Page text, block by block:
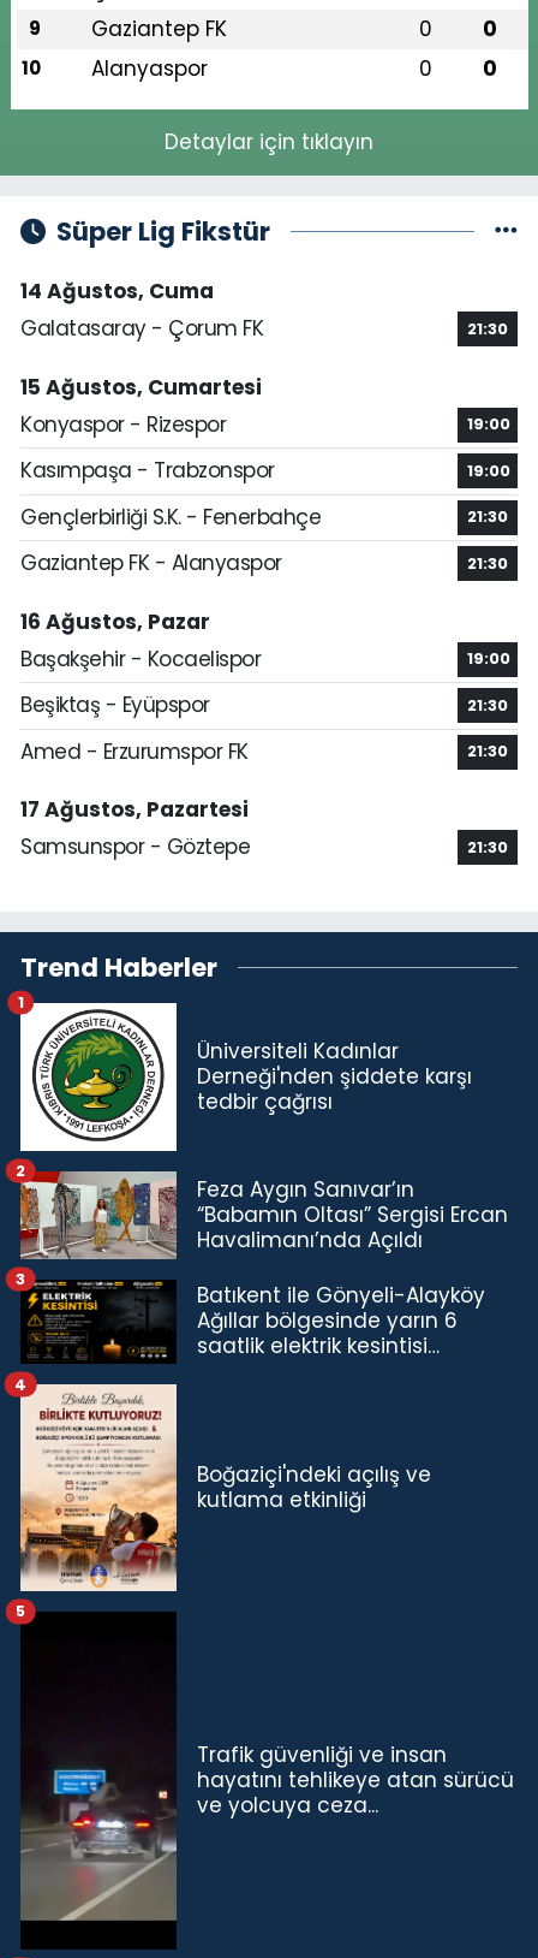
9 Gaziantep FK 0 0
10 Alanyaspor 0 0
Detaylar için tıklayın
Süper Lig Fikstür
14 Ağustos, Cuma
Galatasaray - Çorum FK
21:30
15 Ağustos, Cumartesi
Konyaspor - Rizespor
19:00
Kasımpaşa - Trabzonspor 19:00
Gençlerbirliği S.K. - Fenerbahçe 21:30
Gaziantep FK - Alanyaspor 21:30
16 Ağustos, Pazar
Başakşehir - Kocaelispor
19:00
Beşiktaş - Eyüpspor 21:30
Amed - Erzurumspor FK 21:30
17 Ağustos, Pazartesi
Samsunspor - Göztepe
21:30
Trend Haberler
Üniversiteli Kadınlar
Derneği'nden şiddete karşı
tedbir çağrısı
1
Feza Aygın Sanıvar’ın
“Babamın Oltası” Sergisi Ercan
Havalimanı’nda Açıldı
2
Batıkent ile Gönyeli-Alayköy
Ağıllar bölgesinde yarın 6
saatlik elektrik kesintisi…
3
Boğaziçi'ndeki açılış ve
kutlama etkinliği
4
Trafik güvenliği ve insan
hayatını tehlikeye atan sürücü
ve yolcuya ceza...
5